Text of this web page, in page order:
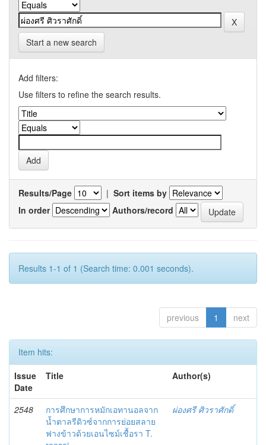
Start a new search
Add filters:
Use filters to refine the search results.
Results/Page | Sort items by
In order
Authors/record
Results 1-1 of 1 (Search time: 0.001 seconds).
previous 1 next
Item hits:
Issue
Date
Title Author(s)
2548
การศึกษาการหมักเอทานอลจาก
น้ำตาลรีดิวซ์จากการย่อยสลาย
ฟางข้าวด้วยเอนไซม์เชื้อรา T.
ผ่องศรี ศิวราศักดิ์